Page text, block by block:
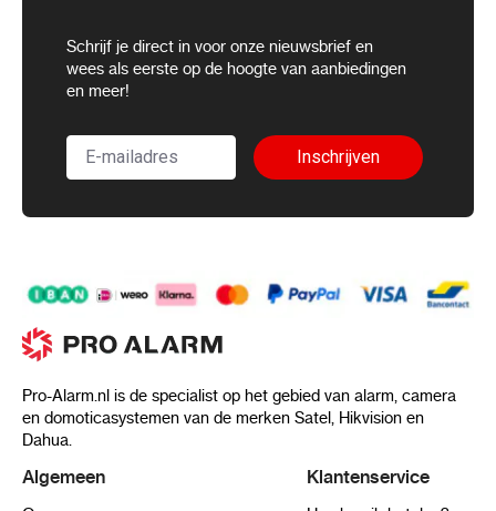
Schrijf je direct in voor onze nieuwsbrief en
wees als eerste op de hoogte van aanbiedingen
en meer!
Inschrijven
Pro-Alarm.nl is de specialist op het gebied van alarm, camera
en domoticasystemen van de merken Satel, Hikvision en
Dahua.
Algemeen Klantenservice